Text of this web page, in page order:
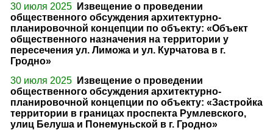
30 июля 2025
Извещение о проведении
общественного обсуждения архитектурно-
планировочной концепции по объекту: «Объект
общественного назначения на территории у
пересечения ул. Лиможа и ул. Курчатова в г.
Гродно»
30 июля 2025
Извещение о проведении
общественного обсуждения архитектурно-
планировочной концепции по объекту: «Застройка
территории в границах проспекта Румлевского,
улиц Белуша и Понемуньской в г. Гродно»